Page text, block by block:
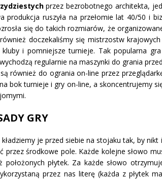
przez bezrobotnego architekta,
produkcja ruszyła na przełomie lat 40/50 i
się do takich rozmiarów, że
doczekaliśmy się mistrzostw
i pomniejsze turnieje. Tak popularna
regularnie na maszynki do grania
również do ogrania on-line przez
bok turnieje i gry on-line, a skoncentrujemy
GRY
je przed siebie na stojaku tak, by nikt
przez środkowe pole. Każde kolejne słowo
płytek. Za każde słowo
przez nas literę (każda z płytek